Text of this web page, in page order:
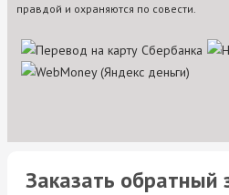
правдой и охраняются по совести.
Заказать обратный